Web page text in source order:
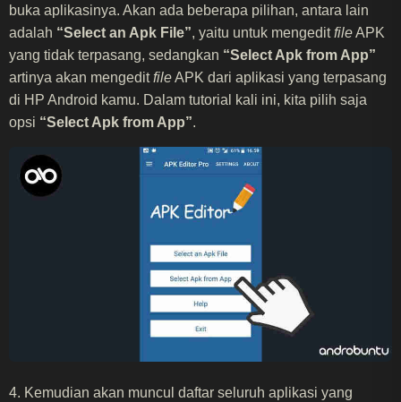
buka aplikasinya. Akan ada beberapa pilihan, antara lain
adalah “Select an Apk File”, yaitu untuk mengeditfileAPK
yang tidak terpasang, sedangkan “Select Apk from App”
artinya akan mengeditfileAPK dari aplikasi yang terpasang
di HP Android kamu. Dalam tutorial kali ini, kita pilih saja
opsi “Select Apk from App”.
4. Kemudian akan muncul daftar seluruh aplikasi yang